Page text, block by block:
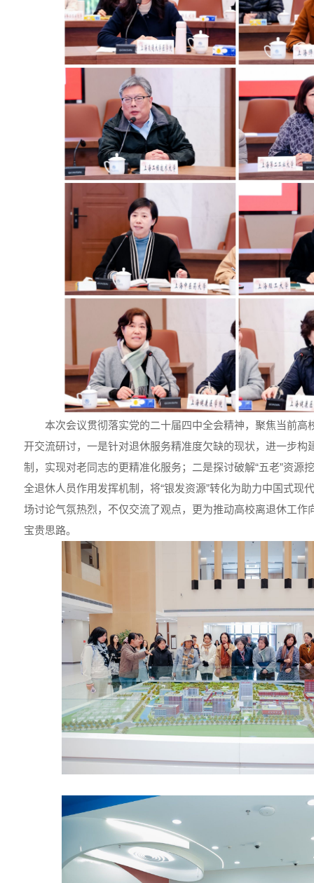
本次会议贯彻落实党的二十届四中全会精神，聚焦当前高
开交流研讨，一是针对退休服务精准度欠缺的现状，进一步构
制，实现对老同志的更精准化服务；二是探讨破解“五老”资源
全退休人员作用发挥机制，将“银发资源”转化为助力中国式现
场讨论气氛热烈，不仅交流了观点，更为推动高校离退休工作
宝贵思路。